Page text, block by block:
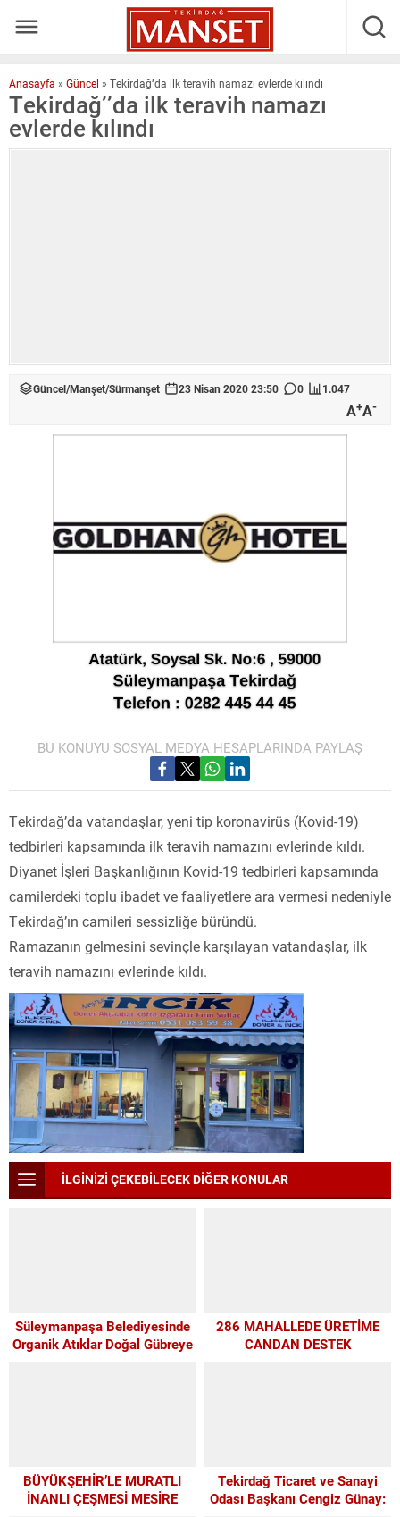
Anasayfa » Güncel » Tekirdağ’’da ilk teravih namazı evlerde kılındı
Tekirdağ’’da ilk teravih namazı
evlerde kılındı
Güncel/Manşet/Sürmanşet 23 Nisan 2020 23:50 0 1.047
A+A-
BU KONUYU SOSYAL MEDYA HESAPLARINDA PAYLAŞ
Tekirdağ’da vatandaşlar, yeni tip koronavirüs (Kovid-19)
tedbirleri kapsamında ilk teravih namazını evlerinde kıldı.
Diyanet İşleri Başkanlığının Kovid-19 tedbirleri kapsamında
camilerdeki toplu ibadet ve faaliyetlere ara vermesi nedeniyle
Tekirdağ’ın camileri sessizliğe büründü.
Ramazanın gelmesini sevinçle karşılayan vatandaşlar, ilk
teravih namazını evlerinde kıldı.
İLGİNİZİ ÇEKEBİLECEK DİĞER KONULAR
Süleymanpaşa Belediyesinde
Organik Atıklar Doğal Gübreye
286 MAHALLEDE ÜRETİME
CANDAN DESTEK
BÜYÜKŞEHİR’LE MURATLI
İNANLI ÇEŞMESİ MESİRE
Tekirdağ Ticaret ve Sanayi
Odası Başkanı Cengiz Günay: